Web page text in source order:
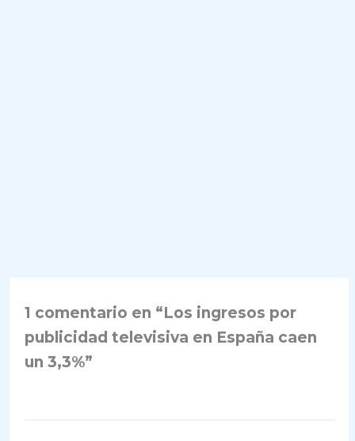
1 comentario en “Los ingresos por
publicidad televisiva en España caen
un 3,3%”